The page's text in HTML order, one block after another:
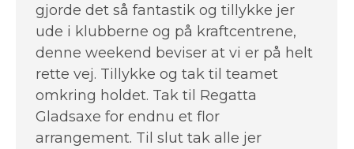
gjorde det så fantastik og tillykke jer
ude i klubberne og på kraftcentrene,
denne weekend beviser at vi er på helt
rette vej. Tillykke og tak til teamet
omkring holdet. Tak til Regatta
Gladsaxe for endnu et flor
arrangement. Til slut tak alle jer